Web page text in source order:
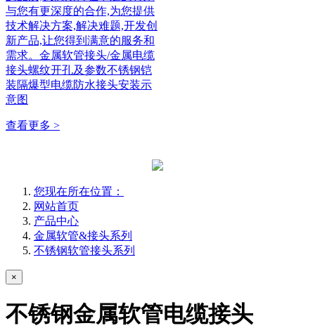
与您有更深度的合作,为您提供
技术解决方案,解决难题,开发创
新产品,让您得到满意的服务和
需求。金属软管接头/金属电缆
接头螺纹开孔及参数不锈钢铠
装隔爆型电缆防水接头安装示
意图
查看更多 >
您现在所在位置：
网站首页
产品中心
金属软管&接头系列
不锈钢软管接头系列
×
不锈钢金属软管电缆接头